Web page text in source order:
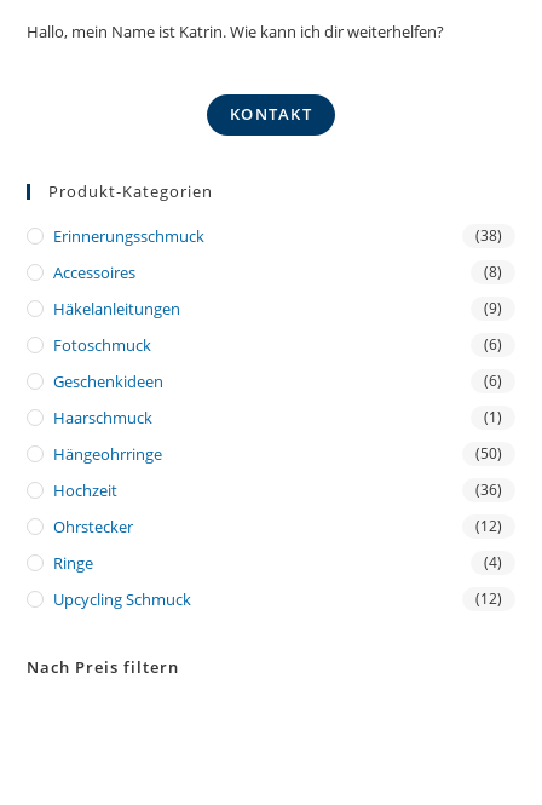
Hallo, mein Name ist Katrin. Wie kann ich dir weiterhelfen?
KONTAKT
Produkt-Kategorien
Erinnerungsschmuck (38)
Accessoires (8)
Häkelanleitungen (9)
Fotoschmuck (6)
Geschenkideen (6)
Haarschmuck (1)
Hängeohrringe (50)
Hochzeit (36)
Ohrstecker (12)
Ringe (4)
Upcycling Schmuck (12)
Nach Preis filtern